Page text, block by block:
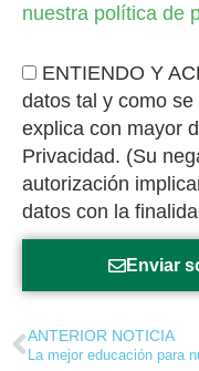
nuestra política de
ENTIENDO Y
datos tal y como
explica con mayor
Privacidad. (Su
autorización
datos con la
Enviar
ANTERIOR NOTICIA